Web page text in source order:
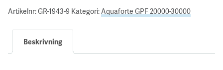
Artikelnr:GR-1943-9 Kategori: Aquaforte GPF 20000-30000
Beskrivning